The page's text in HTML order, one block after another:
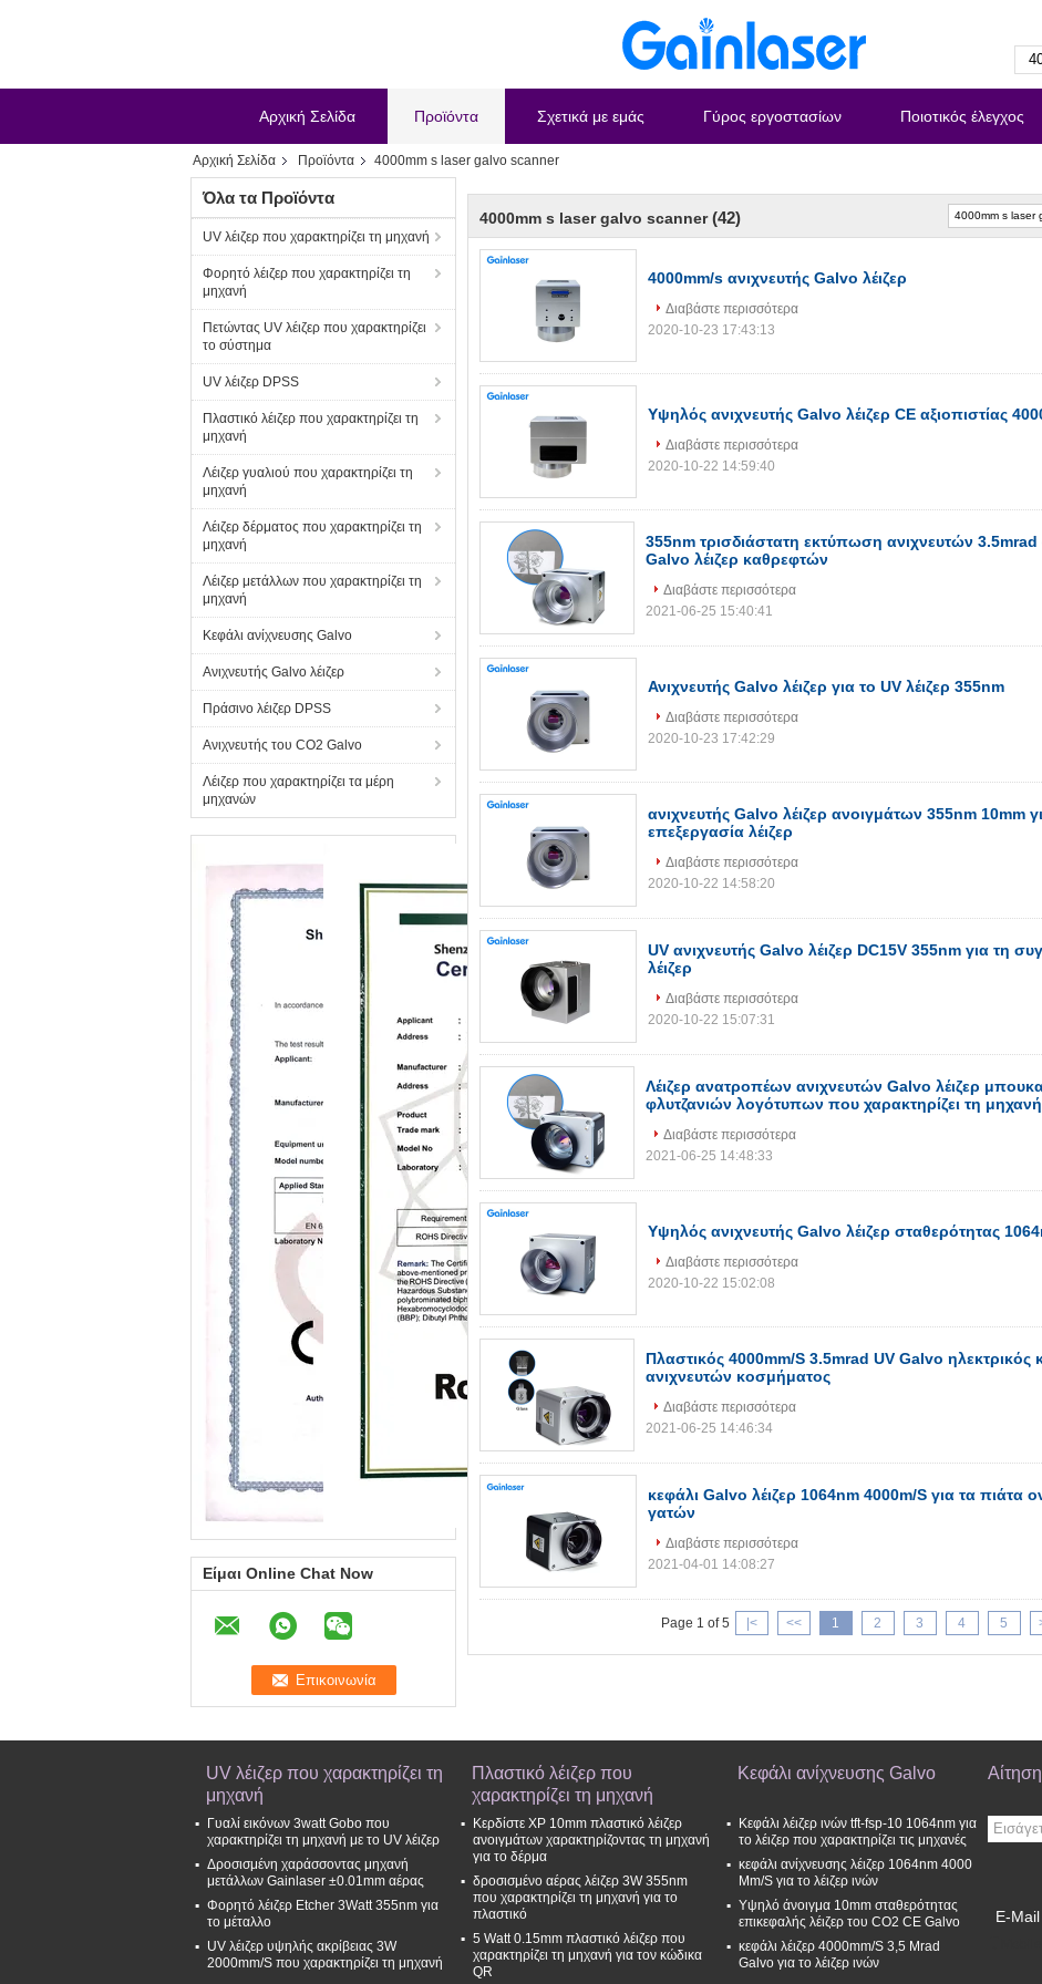
Αρχική Σελίδα Προϊόντα Σχετικά με εμάς Γύρος εργοστασίων Ποιοτικός έλεγχος
Αρχική Σελίδα Προϊόντα 4000mm s laser galvo scanner
Όλα τα Προϊόντα
UV λέιζερ που χαρακτηρίζει τη μηχανή
Φορητό λέιζερ που χαρακτηρίζει τη
μηχανή
Πετώντας UV λέιζερ που χαρακτηρίζει
το σύστημα
UV λέιζερ DPSS
Πλαστικό λέιζερ που χαρακτηρίζει τη
μηχανή
Λέιζερ γυαλιού που χαρακτηρίζει τη
μηχανή
Λέιζερ δέρματος που χαρακτηρίζει τη
μηχανή
Λέιζερ μετάλλων που χαρακτηρίζει τη
μηχανή
Κεφάλι ανίχνευσης Galvo
Ανιχνευτής Galvo λέιζερ
Πράσινο λέιζερ DPSS
Ανιχνευτής του CO2 Galvo
Λέιζερ που χαρακτηρίζει τα μέρη
μηχανών
Είμαι Online Chat Now
4000mm s laser galvo scanner (42)
4000mm/s ανιχνευτής Galvo λέιζερ
Διαβάστε περισσότερα
2020-10-23 17:43:13
Υψηλός ανιχνευτής Galvo λέιζερ CE αξιοπιστίας
Διαβάστε περισσότερα
2020-10-22 14:59:40
355nm τρισδιάστατη εκτύπωση ανιχνευτών 3.5mrad
Galvo λέιζερ καθρεφτών
Διαβάστε περισσότερα
2021-06-25 15:40:41
Ανιχνευτής Galvo λέιζερ για το UV λέιζερ 355nm
Διαβάστε περισσότερα
2020-10-23 17:42:29
ανιχνευτής Galvo λέιζερ ανοιγμάτων 355nm 10mm
επεξεργασία λέιζερ
Διαβάστε περισσότερα
2020-10-22 14:58:20
UV ανιχνευτής Galvo λέιζερ DC15V 355nm για τη
λέιζερ
Διαβάστε περισσότερα
2020-10-22 15:07:31
Λέιζερ ανατροπέων ανιχνευτών Galvo λέιζερ
φλυτζανιών λογότυπων που χαρακτηρίζει τη
Διαβάστε περισσότερα
2021-06-25 14:48:33
Υψηλός ανιχνευτής Galvo λέιζερ σταθερότητας
Διαβάστε περισσότερα
2020-10-22 15:02:08
Πλαστικός 4000mm/S 3.5mrad UV Galvo ηλεκτρικός
ανιχνευτών κοσμήματος
Διαβάστε περισσότερα
2021-06-25 14:46:34
κεφάλι Galvo λέιζερ 1064nm 4000m/S για τα πιάτα
γατών
Διαβάστε περισσότερα
2021-04-01 14:08:27
Page 1 of 5 |< << 1 2 3 4 5
UV λέιζερ που χαρακτηρίζει τη
μηχανή
Γυαλί εικόνων 3watt Gobo που
χαρακτηρίζει τη μηχανή με το UV λέιζερ
Δροσισμένη χαράσσοντας μηχανή
μετάλλων Gainlaser ±0.01mm αέρας
Φορητό λέιζερ Etcher 3Watt 355nm για
το μέταλλο
UV λέιζερ υψηλής ακρίβειας 3W
2000mm/S που χαρακτηρίζει τη μηχανή
Πλαστικό λέιζερ που
χαρακτηρίζει τη μηχανή
Κερδίστε XP 10mm πλαστικό λέιζερ
ανοιγμάτων χαρακτηρίζοντας τη μηχανή
για το δέρμα
δροσισμένο αέρας λέιζερ 3W 355nm
που χαρακτηρίζει τη μηχανή για το
πλαστικό
5 Watt 0.15mm πλαστικό λέιζερ που
χαρακτηρίζει τη μηχανή για τον κώδικα
QR
Κεφάλι ανίχνευσης Galvo
Κεφάλι λέιζερ ινών tft-fsp-10 1064nm για
το λέιζερ που χαρακτηρίζει τις μηχανές
κεφάλι ανίχνευσης λέιζερ 1064nm 4000
Mm/S για το λέιζερ ινών
Υψηλό άνοιγμα 10mm σταθερότητας
επικεφαλής λέιζερ του CO2 CE Galvo
κεφάλι λέιζερ 4000mm/S 3,5 Mrad
Galvo για το λέιζερ ινών
E-Mail